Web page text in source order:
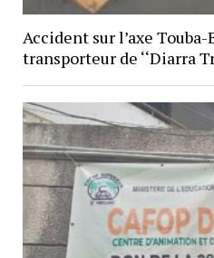
Accident sur l’axe
transporteur de ‘‘Diarra